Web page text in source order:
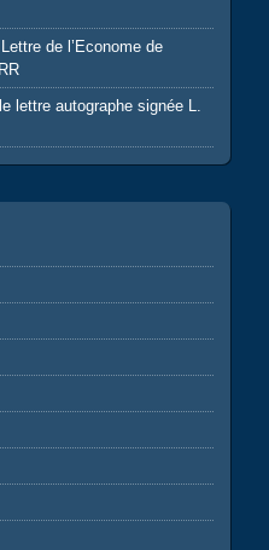
de l’Econome de
lettre autographe signée L.